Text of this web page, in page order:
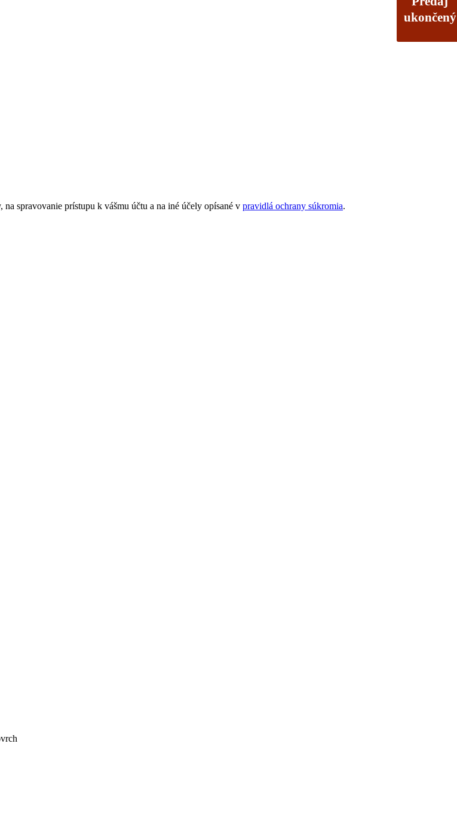
spravovanie prístupu k vášmu účtu a na iné účely opísané v pravidlá ochrany súkromia.
ukončený